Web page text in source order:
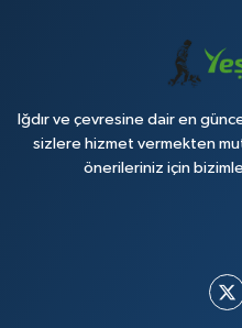
Iğdır ve çevresine dair en
sizlere hizmet vermekten
önerileriniz için